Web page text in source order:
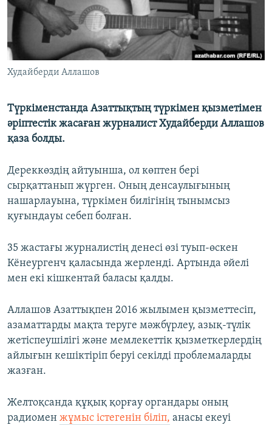
Худайберди Аллашов
Түркіменстанда Азаттықтың түркімен қызметімен
әріптестік жасаған журналист Худайберди Аллашов
қаза болды.
Дереккөздің айтуынша, ол көптен бері
сырқаттанып жүрген. Оның денсаулығының
нашарлауына, түркімен билігінің тынымсыз
қуғындауы себеп болған.
35 жастағы журналистің денесі өзі туып-өскен
Кёнеургенч қаласында жерленді. Артында әйелі
мен екі кішкентай баласы қалды.
Аллашов Азаттықпен 2016 жылымен қызметтесіп,
азаматтарды мақта теруге мәжбүрлеу, азық-түлік
жетіспеушілігі және мемлекеттік қызметкерлердің
айлығын кешіктіріп беруі секілді проблемаларды
жазған.
Желтоқсанда құқық қорғау органдары оның
радиомен жұмыс істегенін біліп, анасы екеуі